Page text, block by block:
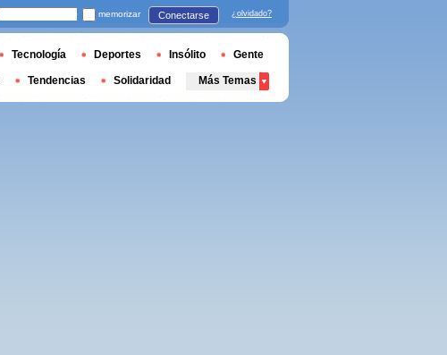
memorizar Conectarse ¿olvidado?
Tecnología Deportes Insólito Gente
Tendencias Solidaridad Más Temas